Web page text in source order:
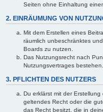
Seiten ohne Einhaltung
2. EINRÄUMUNG VON
Mit dem Erstellen eines
räumlich unbeschränktes
Boards zu nutzen.
Das Nutzungsrecht nach
Nutzungsvertrages bestehen.
3. PFLICHTEN DES NUTZERS
Du erklärst mit der
geltendes Recht oder die
das Recht besitzt, die in